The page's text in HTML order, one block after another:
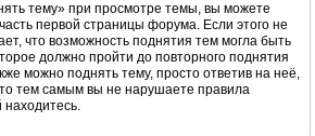
тему» при просмотре темы, вы можете
первой страницы форума. Если этого не
что возможность поднятия тем могла быть
должно пройти до повторного поднятия
можно поднять тему, просто ответив на неё,
тем самым вы не нарушаете правила